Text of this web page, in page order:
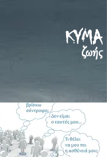
KYMA
ζωής